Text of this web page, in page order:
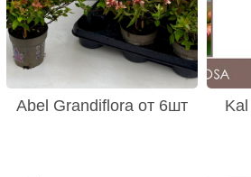
Abel Grandiflora от 6шт